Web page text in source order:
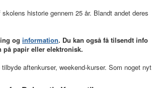
historie gennem 25 år. Blandt andet deres
og information. Du kan også få tilsendt info
papir eller elektronisk.
aftenkurser, weekend-kurser. Som noget nyt